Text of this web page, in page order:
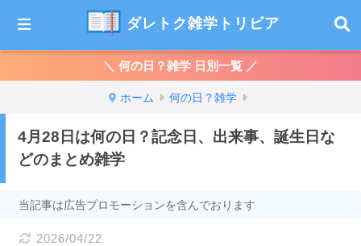
ダレトク雑学トリビア
＼ 何の日？雑学 日別一覧 ／
ホーム 何の日？雑学
4月28日は何の日？記念日、出来事、誕生日な
どのまとめ雑学
当記事は広告プロモーションを含んでおります
2026/04/22